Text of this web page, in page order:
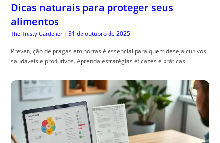
Dicas naturais para proteger seus
alimentos
The Trusty Gardener | 31 de outubro de 2025
Preven, ção de pragas em hortas é essencial para quem deseja cultivos
saudáveis e produtivos. Aprenda estratégias eficazes e práticas!